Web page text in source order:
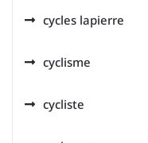
cycles lapierre
cyclisme
cycliste